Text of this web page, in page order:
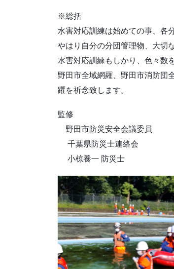
※総括
水害対応訓練は始めての事、各
やはり自分の分団管理物、大切
水害対応訓練もしかり、色々数
野田市全域網羅、野田市消防団
躍を祈念致します。
監修
野田市防災安全会議委員
千葉県防災士連絡会
小椋養一 防災士